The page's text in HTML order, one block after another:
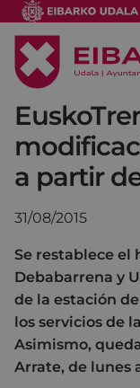
a partir
31/08/2015
Se restablece el
Debabarrena y
de la estación
los servicios de
Asimismo,
Arrate, de lunes